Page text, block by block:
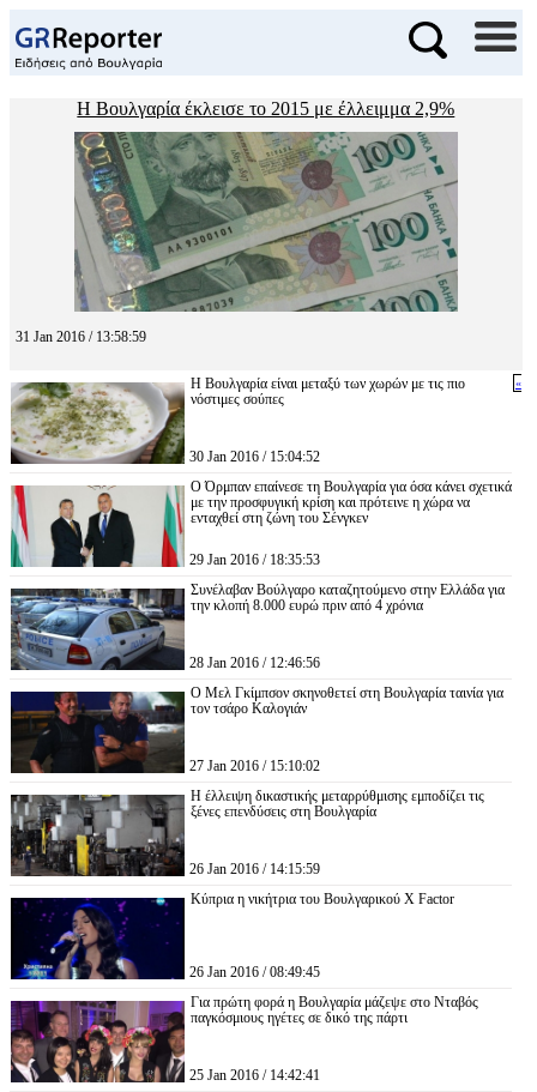
Η Βουλγαρία έκλεισε το 2015 με έλλειμμα 2,9%
31 Jan 2016 / 13:58:59
Η Βουλγαρία είναι μεταξύ των χωρών με τις πιο
νόστιμες σούπες
30 Jan 2016 / 15:04:52
Ο Όρμπαν επαίνεσε τη Βουλγαρία για όσα κάνει σχετικά
με την προσφυγική κρίση και πρότεινε η χώρα να
ενταχθεί στη ζώνη του Σένγκεν
29 Jan 2016 / 18:35:53
Συνέλαβαν Βούλγαρο καταζητούμενο στην Ελλάδα για
την κλοπή 8.000 ευρώ πριν από 4 χρόνια
28 Jan 2016 / 12:46:56
Ο Μελ Γκίμπσον σκηνοθετεί στη Βουλγαρία ταινία για
τον τσάρο Καλογιάν
27 Jan 2016 / 15:10:02
Η έλλειψη δικαστικής μεταρρύθμισης εμποδίζει τις
ξένες επενδύσεις στη Βουλγαρία
26 Jan 2016 / 14:15:59
Κύπρια η νικήτρια του Βουλγαρικού X Factor
26 Jan 2016 / 08:49:45
Για πρώτη φορά η Βουλγαρία μάζεψε στο Νταβός
παγκόσμιους ηγέτες σε δικό της πάρτι
25 Jan 2016 / 14:42:41
«